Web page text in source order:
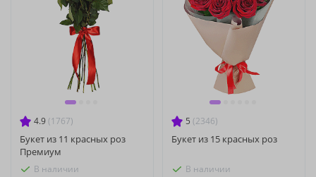
4.9 (1767)
Букет из 11 красных роз
Премиум
В наличии
5 (2346)
Букет из 15 красных роз
В наличии